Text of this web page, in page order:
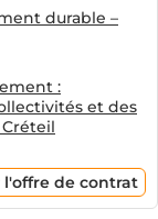
durable –
:
et des
Créteil
l'offre de contrat